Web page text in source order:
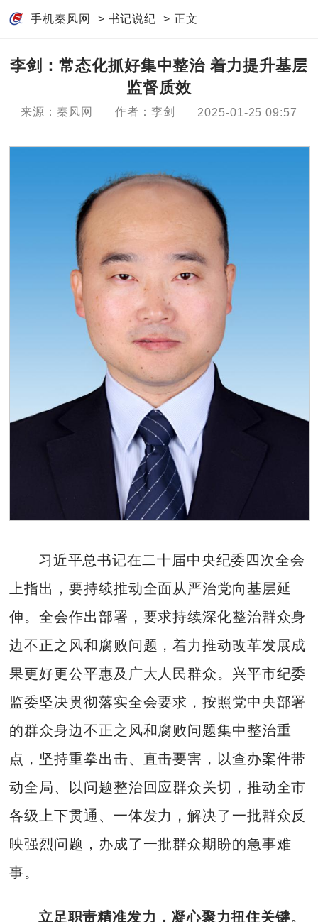
手机秦风网 > 书记说纪 > 正文
李剑：常态化抓好集中整治 着力提升基层
监督质效
来源：秦风网 作者：李剑 2025-01-25 09:57
习近平总书记在二十届中央纪委四次全会
上指出，要持续推动全面从严治党向基层延
伸。全会作出部署，要求持续深化整治群众身
边不正之风和腐败问题，着力推动改革发展成
果更好更公平惠及广大人民群众。兴平市纪委
监委坚决贯彻落实全会要求，按照党中央部署
的群众身边不正之风和腐败问题集中整治重
点，坚持重拳出击、直击要害，以查办案件带
动全局、以问题整治回应群众关切，推动全市
各级上下贯通、一体发力，解决了一批群众反
映强烈问题，办成了一批群众期盼的急事难
事。
立足职责精准发力，凝心聚力扭住关键。